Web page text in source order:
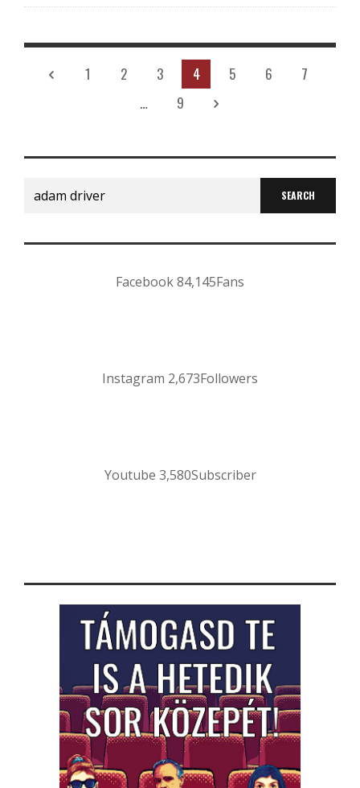
1 2 3 4 5 6
7
…
9
Search
for:
Facebook84,145Fans
Instagram 2,673Followers
Youtube 3,580Subscriber